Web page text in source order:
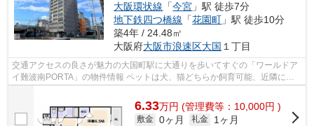
大阪環状線 「今宮 」駅 徒歩7分
地下鉄四つ橋線 「花園町 」駅 徒歩10分
築4年 / 24.48㎡
大阪府大阪市浪速区大国 １丁目
交通アクセスの良さが魅力の大国町駅に大通りを歩いてすぐの「ワールドア
イ難波南PORTA」の物件情報 ペットは犬、猫どちらか飼育可能、近隣には
6.33万円 (管理費等：10,000円 )
敷金 0ヶ月 礼金
1ヶ月